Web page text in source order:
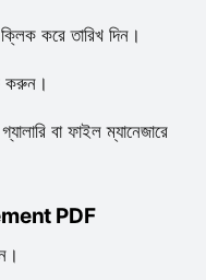
করে তারিখ দিন।
করুন।
গ্যালারি বা ফাইল ম্যানেজারে
PDF